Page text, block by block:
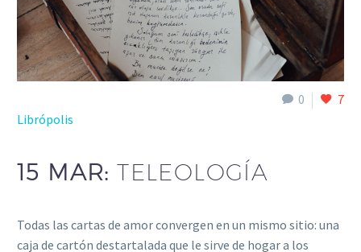
0
7
Librópolis
15 MAR:TELEOLOGÍA
Todas las cartas de amor convergen en un mismo sitio: una
caja de cartón destartalada que le sirve de hogar a los